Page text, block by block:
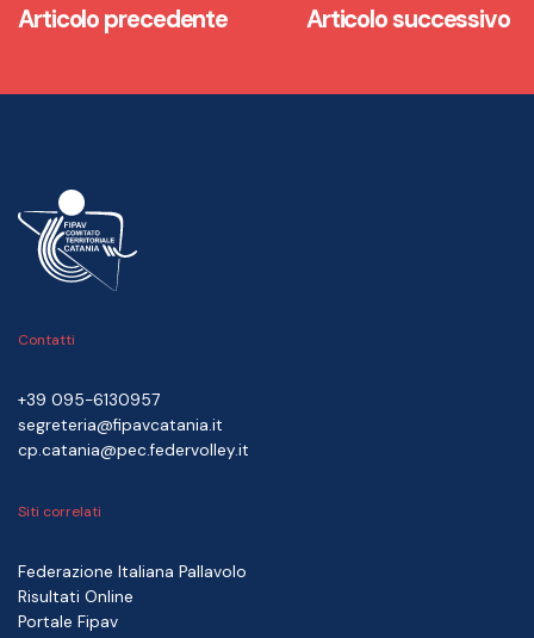
Articolo precedente Articolo successivo
Contatti
+39 095-6130957
segreteria@fipavcatania.it
cp.catania@pec.federvolley.it
Siti correlati
Federazione Italiana Pallavolo
Risultati Online
Portale Fipav